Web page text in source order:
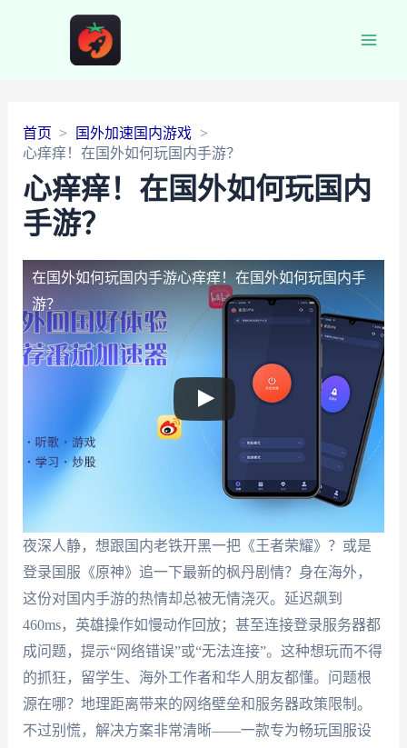
首页
国外加速国内游戏
心痒痒！在国外如何玩国内手游？
心痒痒！在国外如何玩国内
手游？
在国外如何玩国内手游心痒痒！在国外如何玩国内手
游？
夜深人静，想跟国内老铁开黑一把《王者荣耀》？或是
登录国服《原神》追一下最新的枫丹剧情？身在海外，
这份对国内手游的热情却总被无情浇灭。延迟飙到
460ms，英雄操作如慢动作回放；甚至连接登录服务器都
成问题，提示“网络错误”或“无法连接”。这种想玩而不得
的抓狂，留学生、海外工作者和华人朋友都懂。问题根
源在哪？地理距离带来的网络壁垒和服务器政策限制。
不过别慌，解决方案非常清晰——一款专为畅玩国服设